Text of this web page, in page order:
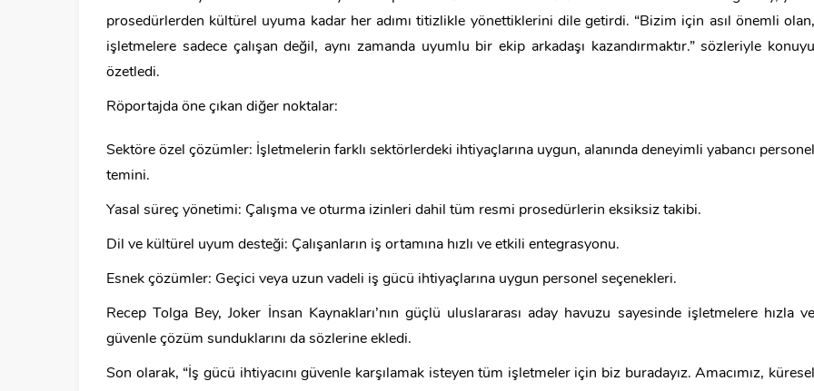
prosedürlerden kültürel uyuma kadar her adımı titizlikle yönettiklerini dile getirdi. “Bizim için asıl önemli olan,
işletmelere sadece çalışan değil, aynı zamanda uyumlu bir ekip arkadaşı kazandırmaktır.” sözleriyle konuyu
özetledi.
Röportajda öne çıkan diğer noktalar:
Sektöre özel çözümler: İşletmelerin farklı sektörlerdeki ihtiyaçlarına uygun, alanında deneyimli yabancı personel
temini.
Yasal süreç yönetimi: Çalışma ve oturma izinleri dahil tüm resmi prosedürlerin eksiksiz takibi.
Dil ve kültürel uyum desteği: Çalışanların iş ortamına hızlı ve etkili entegrasyonu.
Esnek çözümler: Geçici veya uzun vadeli iş gücü ihtiyaçlarına uygun personel seçenekleri.
Recep Tolga Bey, Joker İnsan Kaynakları’nın güçlü uluslararası aday havuzu sayesinde işletmelere hızla ve
güvenle çözüm sunduklarını da sözlerine ekledi.
Son olarak, “İş gücü ihtiyacını güvenle karşılamak isteyen tüm işletmeler için biz buradayız. Amacımız, küresel